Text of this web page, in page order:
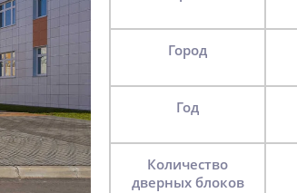
Город
Год
Количество
дверных блоков